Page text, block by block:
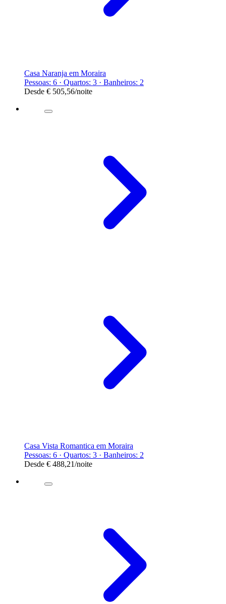
Casa Naranja em Moraira
Pessoas: 6 · Quartos: 3 · Banheiros: 2
Desde € 505,56/noite
Casa Vista Romantica em Moraira
Pessoas: 6 · Quartos: 3 · Banheiros: 2
Desde € 488,21/noite